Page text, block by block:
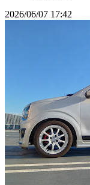
2026/06/07 17:42